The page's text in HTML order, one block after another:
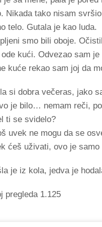
Nikada tako nisam
telo. Gutala je kao luda.
smo bili oboje.
kući. Odvezao sam
kuće rekao sam joj da
si dobra večeras, jako
je bilo… nemam reči,
ti se svidelo?
uvek ne mogu da se
ćeš uživati, ovo je
je iz kola, jedva je
pregleda 1.125